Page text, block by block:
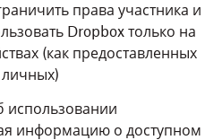
права участника и
Dropbox только на
(как предоставленных
личных)
использовании
информацию о доступном